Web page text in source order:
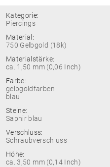
Kategorie:
Piercings
Material:
750 Gelbgold (18k)
Materialstärke:
ca. 1,50 mm (0,06 Inch)
Farbe:
gelbgoldfarben
blau
Steine:
Saphir blau
Verschluss:
Schraubverschluss
Höhe:
ca. 3,50 mm (0,14 Inch)